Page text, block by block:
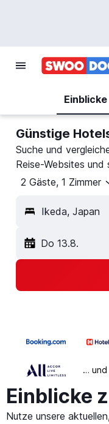
Einblicke
Günstige
Suche und
Reise-Websites und
2 Gäste, 1 Zimmer
Ikeda, Japan
Do 13.8.
… und
Einblicke
Nutze unsere